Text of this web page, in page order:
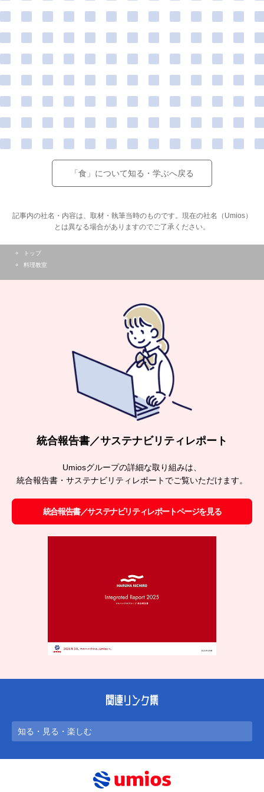
2014年度 2015年1月
2015まぐろ親子料理教室
「食」について知る・学ぶへ戻る
記事内の社名・内容は、取材・執筆当時のものです。現在の社名（Umios）
とは異なる場合がありますのでご了承ください。
トップ
料理教室
統合報告書／サステナビリティレポート
Umiosグループの詳細な取り組みは、
統合報告書・サステナビリティレポートでご覧いただけます。
統合報告書／サステナビリティレポートページを見る
関連リンク集
知る・見る・楽しむ